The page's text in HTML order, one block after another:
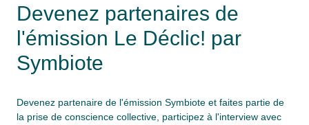
Devenez partenaires de
l'émission Le Déclic! par
Symbiote
Devenez partenaire de l'émission Symbiote et faites partie de
la prise de conscience collective, participez à l'interview avec